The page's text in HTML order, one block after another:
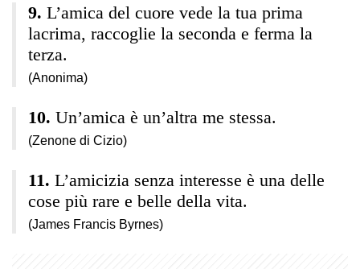
L’amica del cuore vede la tua prima
lacrima, raccoglie la seconda e ferma la
terza.
(Anonima)
Un’amica è un’altra me stessa.
(Zenone di Cizio)
L’amicizia senza interesse è una delle
cose più rare e belle della vita.
(James Francis Byrnes)